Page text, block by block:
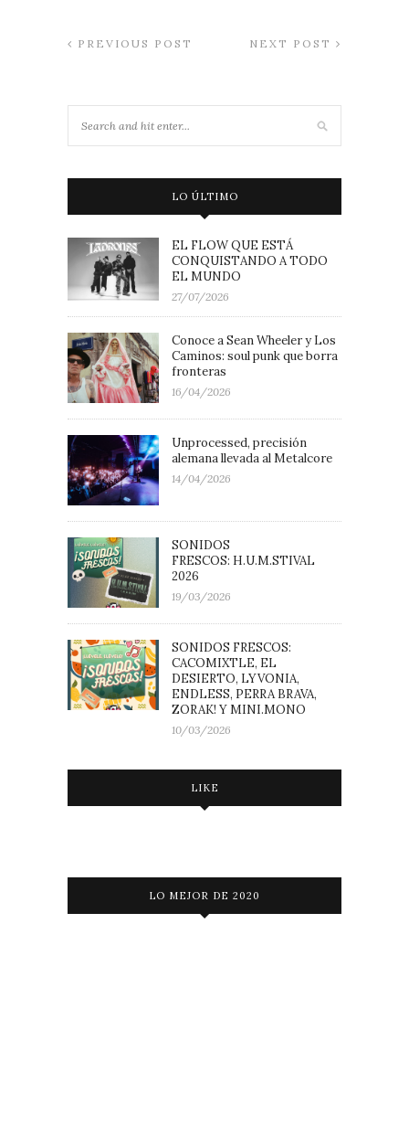
PREVIOUS POST NEXT POST
LO ÚLTIMO
EL FLOW QUE ESTÁ
CONQUISTANDO A TODO
EL MUNDO
27/07/2026
Conoce a Sean Wheeler y Los
Caminos: soul punk que borra
fronteras
16/04/2026
Unprocessed, precisión
alemana llevada al Metalcore
14/04/2026
SONIDOS
FRESCOS: H.U.M.STIVAL
2026
19/03/2026
SONIDOS FRESCOS:
CACOMIXTLE, EL
DESIERTO, LYVONIA,
ENDLESS, PERRA BRAVA,
ZORAK! Y MINI.MONO
10/03/2026
LIKE
LO MEJOR DE 2020